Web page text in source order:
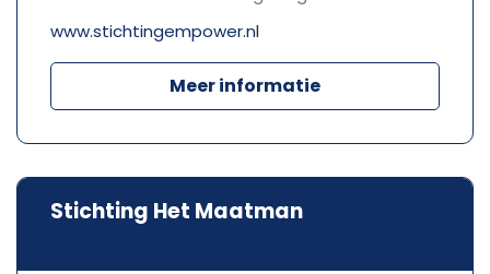
www.stichtingempower.nl
Meer informatie
Stichting Het Maatman